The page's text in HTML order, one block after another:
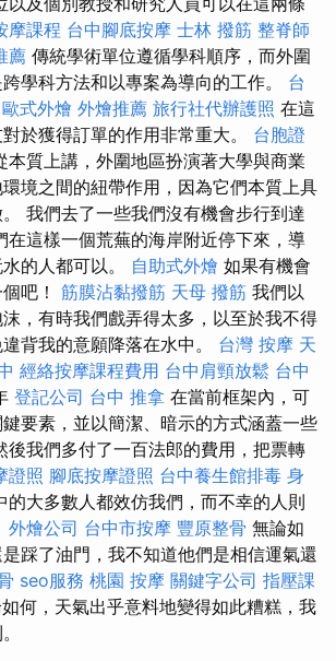
摩課程 台中腳底按摩 士林 撥筋 整脊師
薦 傳統學術單位遵循學科順序，而外圍
學科方法和以專案為導向的工作。 台
歐式外燴 外燴推薦 旅行社代辦護照 在這
於獲得訂單的作用非常重大。 台胞證
本質上講，外圍地區扮演著大學與商業
境之間的紐帶作用，因為它們本質上具
我們去了一些我們沒有機會步行到達
在這樣一個荒蕪的海岸附近停下來，導
的人都可以。
自助式外燴 如果有機會
吧！ 筋膜沾黏撥筋 天母 撥筋 我們以
，有時我們戲弄得太多，以至於我不得
背我的意願降落在水中。 台灣 按摩 天
經絡按摩課程費用 台中肩頸放鬆 台中
登記公司 台中 推拿 在當前框架內，可
要素，並以簡潔、暗示的方式涵蓋一些
後我們多付了一百法郎的費用，把票轉
證照 腳底按摩證照 台中養生館排毒 身
的大多數人都效仿我們，而不幸的人則
外燴公司 台中市按摩 豐原整骨 無論如
踩了油門，我不知道他們是相信運氣還
seo服務 桃園 按摩 關鍵字公司 指壓課
何，天氣出乎意料地變得如此糟糕，我